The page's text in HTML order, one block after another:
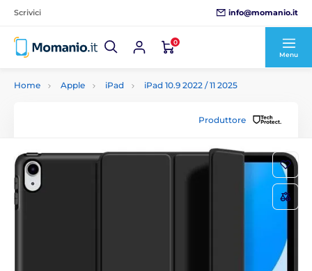
Scrivici info@momanio.it
0
Menu
Home Apple iPad iPad 10.9 2022 / 11 2025
Produttore